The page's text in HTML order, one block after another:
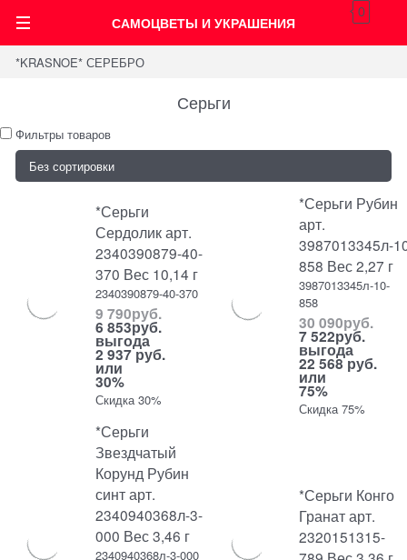
САМОЦВЕТЫ И УКРАШЕНИЯ
0
*KRASNOE* СЕРЕБРО
Серьги
Фильтры товаров
*Серьги
Сердолик арт.
2340390879-40-
370 Вес 10,14 г
2340390879-40-370
9 790руб.
6 853руб.
выгода
2 937 руб.
или
30%
Скидка 30%
*Серьги Рубин
арт.
3987013345л-
858 Вес 2,27 г
3987013345л-10-
858
30 090руб.
7 522руб.
выгода
22 568 руб.
или
75%
Скидка 75%
*Серьги
Звездчатый
Корунд Рубин
синт арт.
2340940368л-3-
000 Вес 3,46 г
2340940368л-3-000
*Серьги Конго
Гранат арт.
2320151315-